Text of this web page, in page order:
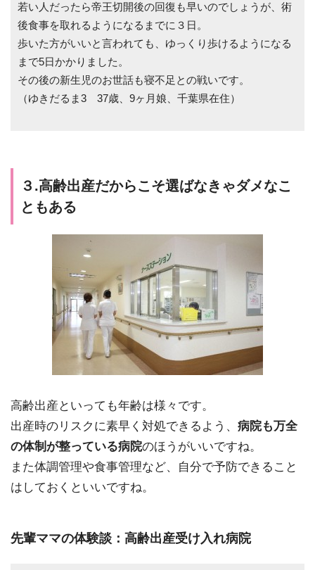
若い人だったら帝王切開後の回復も早いのでしょうが、術
後食事を取れるようになるまでに３日。
歩いた方がいいと言われても、ゆっくり歩けるようになる
まで5日かかりました。
その後の新生児のお世話も寝不足との戦いです。
（ゆきだるま3 37歳、9ヶ月娘、千葉県在住）
３.高齢出産だからこそ選ばなきゃダメなこ
ともある
高齢出産といっても年齢は様々です。
出産時のリスクに素早く対処できるよう、 病院も万全
の体制が整っている病院のほうがいいですね。
また体調管理や食事管理など、自分で予防できること
はしておくといいですね。
先輩ママの体験談：高齢出産受け入れ病院